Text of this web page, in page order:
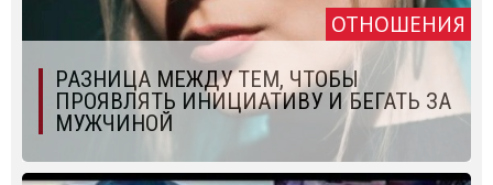
ОТНОШЕНИЯ
РАЗНИЦА МЕЖДУ ТЕМ, ЧТОБЫ
ПРОЯВЛЯТЬ ИНИЦИАТИВУ И БЕГАТЬ ЗА
МУЖЧИНОЙ